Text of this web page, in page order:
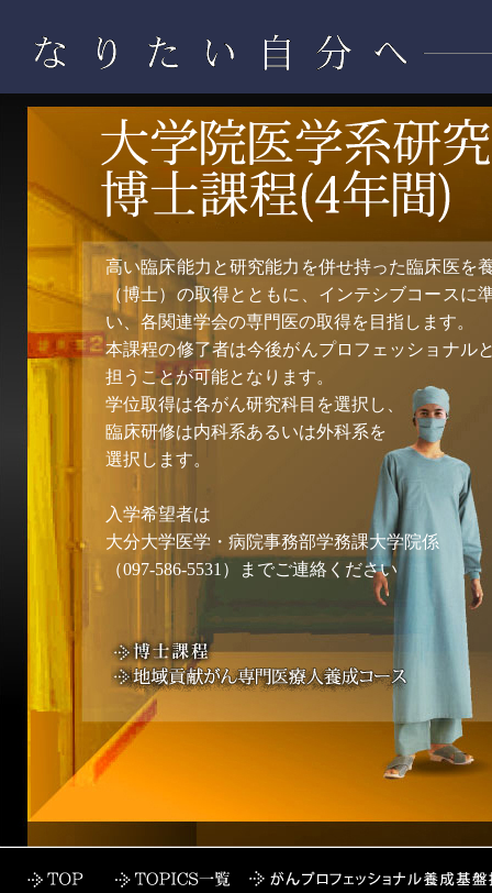
高い臨床能力と研究能力を併せ持った臨床医を
（博士）の取得とともに、インテシブコースに
い、各関連学会の専門医の取得を目指します。
本課程の修了者は今後がんプロフェッショナル
担うことが可能となります。
学位取得は各がん研究科目を選択し、
臨床研修は内科系あるいは外科系を
選択します。
入学希望者は
大分大学医学・病院事務部学務課大学院係
（097-586-5531）までご連絡ください